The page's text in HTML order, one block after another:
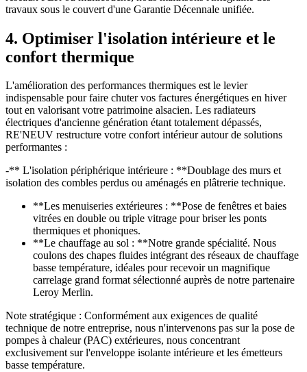
travaux sous le couvert d'une Garantie Décennale unifiée.
4. Optimiser l'isolation intérieure et le
confort thermique
L'amélioration des performances thermiques est le levier
indispensable pour faire chuter vos factures énergétiques en hiver
tout en valorisant votre patrimoine alsacien. Les radiateurs
électriques d'ancienne génération étant totalement dépassés,
RE'NEUV restructure votre confort intérieur autour de solutions
performantes :
-** L'isolation périphérique intérieure : **Doublage des murs et
isolation des combles perdus ou aménagés en plâtrerie technique.
**Les menuiseries extérieures : **Pose de fenêtres et baies
vitrées en double ou triple vitrage pour briser les ponts
thermiques et phoniques.
**Le chauffage au sol : **Notre grande spécialité. Nous
coulons des chapes fluides intégrant des réseaux de chauffage
basse température, idéales pour recevoir un magnifique
carrelage grand format sélectionné auprès de notre partenaire
Leroy Merlin.
Note stratégique : Conformément aux exigences de qualité
technique de notre entreprise, nous n'intervenons pas sur la pose de
pompes à chaleur (PAC) extérieures, nous concentrant
exclusivement sur l'enveloppe isolante intérieure et les émetteurs
basse température.